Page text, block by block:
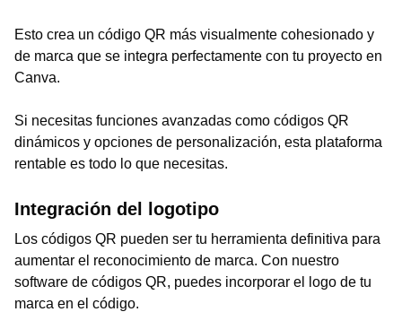
Esto crea un código QR más visualmente cohesionado y
de marca que se integra perfectamente con tu proyecto en
Canva.
Si necesitas funciones avanzadas como códigos QR
dinámicos y opciones de personalización, esta plataforma
rentable es todo lo que necesitas.
Integración del logotipo
Los códigos QR pueden ser tu herramienta definitiva para
aumentar el reconocimiento de marca. Con nuestro
software de códigos QR, puedes incorporar el logo de tu
marca en el código.